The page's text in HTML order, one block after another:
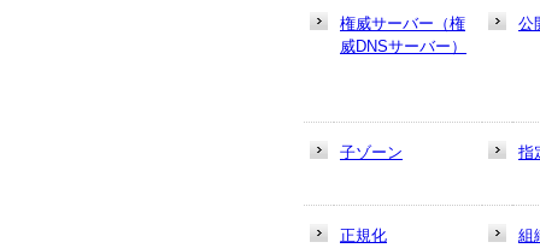
権威サーバー（権
威DNSサーバー）
公
子ゾーン 指
正規化
組